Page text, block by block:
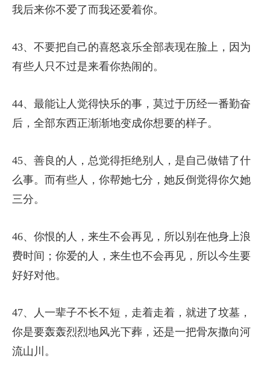
我后来你不爱了而我还爱着你。
43、不要把自己的喜怒哀乐全部表现在脸上，因为
有些人只不过是来看你热闹的。
44、最能让人觉得快乐的事，莫过于历经一番勤奋
后，全部东西正渐渐地变成你想要的样子。
45、善良的人，总觉得拒绝别人，是自己做错了什
么事。而有些人，你帮她七分，她反倒觉得你欠她
三分。
46、你恨的人，来生不会再见，所以别在他身上浪
费时间；你爱的人，来生也不会再见，所以今生要
好好对他。
47、人一辈子不长不短，走着走着，就进了坟墓，
你是要轰轰烈烈地风光下葬，还是一把骨灰撒向河
流山川。